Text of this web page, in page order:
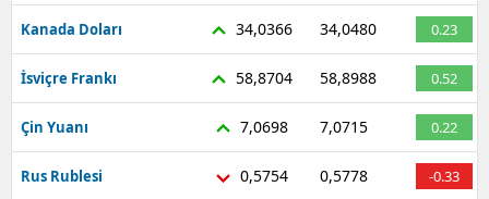
Kastamonu
Kayseri
Kırklareli
Kırşehir
Kanada Doları 34,0366 34,0480 0.23
İsviçre Frankı 58,8704 58,8988 0.52
Çin Yuanı 7,0698 7,0715 0.22
Rus Rublesi 0,5754 0,5778 -0.33